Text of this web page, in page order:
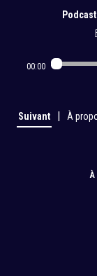
00:00
Suivant | À